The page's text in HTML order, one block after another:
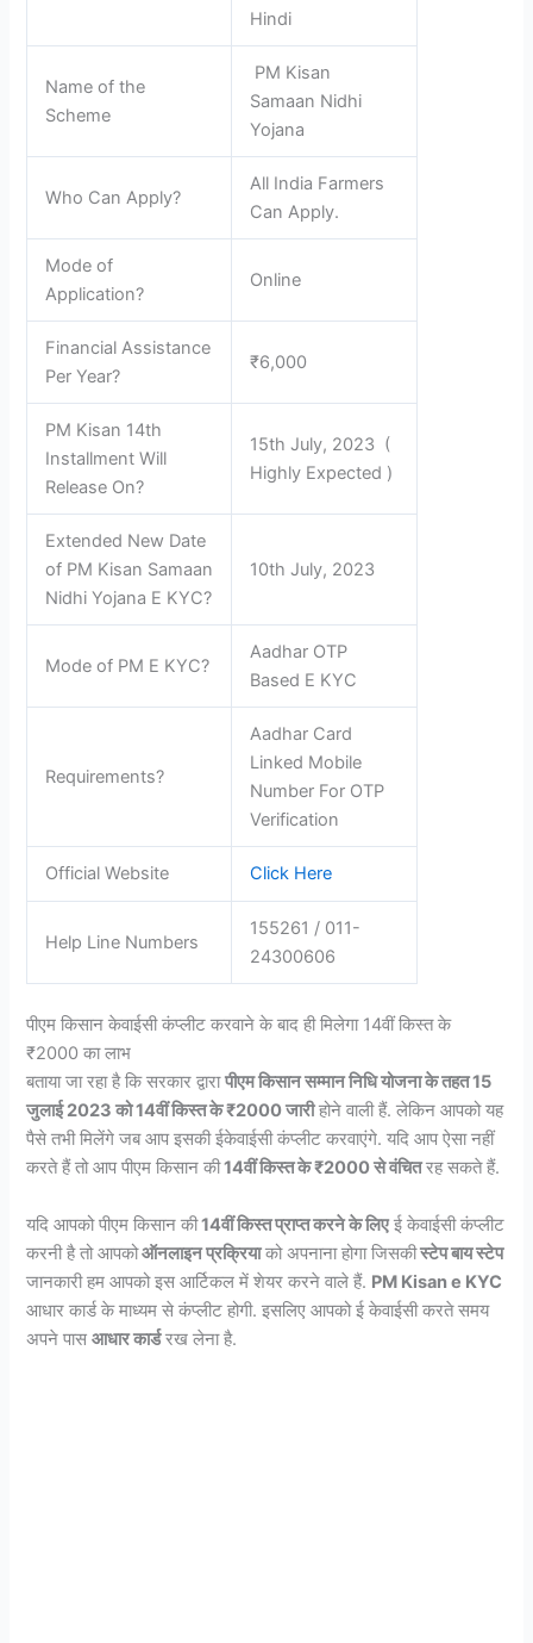
Hindi
Name of the
Scheme
PM Kisan
Samaan Nidhi
Yojana
Who Can Apply?
All India Farmers
Can Apply.
Mode of
Application?
Online
Financial Assistance
Per Year?
₹6,000
PM Kisan 14th
Installment Will
Release On?
15th July, 2023 (
Highly Expected )
Extended New Date
of PM Kisan Samaan
Nidhi Yojana E KYC?
10th July, 2023
Mode of PM E KYC?
Aadhar OTP
Based E KYC
Requirements?
Aadhar Card
Linked Mobile
Number For OTP
Verification
Official Website Click Here
Help Line Numbers
155261 / 011-
24300606
पीएम किसान केवाईसी कंप्लीट करवाने के बाद ही मिलेगा 14वीं किस्त के
₹2000 का लाभ
बताया जा रहा है कि सरकार द्वारापीएम किसान सम्मान निधि योजना के तहत 15
जुलाई 2023 को 14वीं किस्त के ₹2000 जारीहोने वाली हैं. लेकिन आपको यह
पैसे तभी मिलेंगे जब आप इसकी ईकेवाईसी कंप्लीट करवाएंगे. यदि आप ऐसा नहीं
करते हैं तो आप पीएम किसान की14वीं किस्त के ₹2000 से वंचितरह सकते हैं.
यदि आपको पीएम किसान की14वीं किस्त प्राप्त करने के लिएई केवाईसी कंप्लीट
करनी है तो आपकोऑनलाइन प्रक्रियाको अपनाना होगा जिसकीस्टेप बाय स्टेप
जानकारी हम आपको इस आर्टिकल में शेयर करने वाले हैं. PM Kisan e KYC
आधार कार्ड के माध्यम से कंप्लीट होगी. इसलिए आपको ई केवाईसी करते समय
अपने पासआधार कार्डरख लेना है.